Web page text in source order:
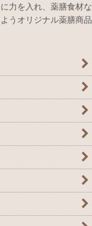
力を入れ、薬膳食材な
うオリジナル薬膳商品